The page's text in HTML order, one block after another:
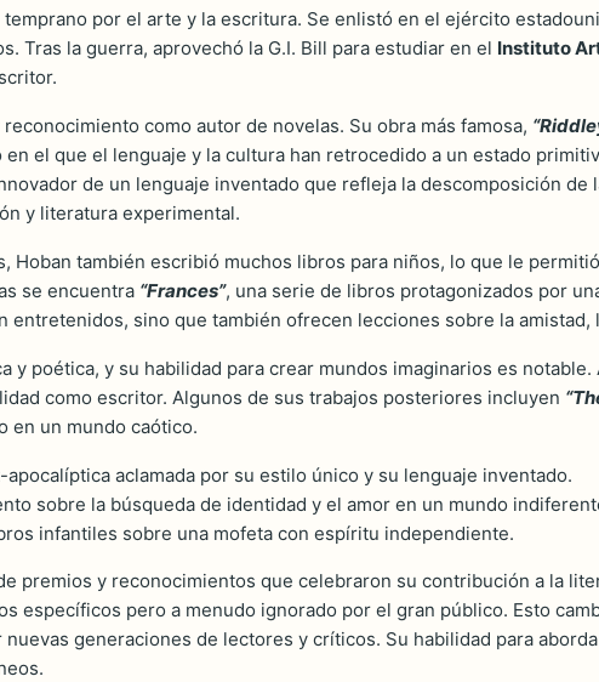
por el arte y la escritura. Se enlistó en el ejército
Tras la guerra, aprovechó la G.I. Bill para estudiar en el Instituto
como autor de novelas. Su obra más famosa,
el que el lenguaje y la cultura han retrocedido a un estado
de un lenguaje inventado que refleja la descomposición de
y literatura experimental.
Hoban también escribió muchos libros para niños, lo que le
se encuentra “Frances”, una serie de libros protagonizados por
sino que también ofrecen lecciones sobre la amistad,
y poética, y su habilidad para crear mundos imaginarios es
como escritor. Algunos de sus trabajos posteriores incluyen
en un mundo caótico.
apocalíptica aclamada por su estilo único y su lenguaje inventado.
sobre la búsqueda de identidad y el amor en un mundo
infantiles sobre una mofeta con espíritu independiente.
premios y reconocimientos que celebraron su contribución a la
específicos pero a menudo ignorado por el gran público. Esto
generaciones de lectores y críticos. Su habilidad para